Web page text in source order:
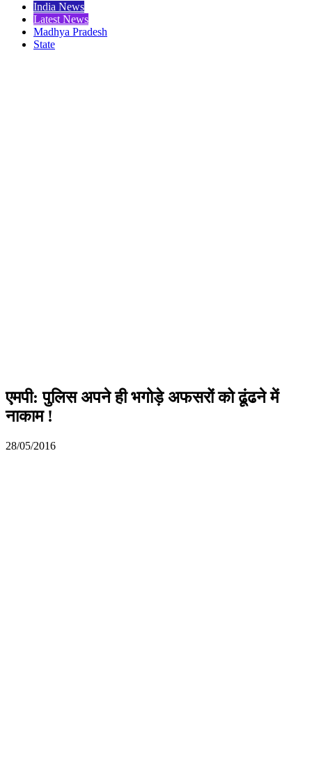
India News
Latest News
Madhya Pradesh
State
एमपी: पुलिस अपने ही भगोड़े अफसरों को ढूंढने में
नाकाम !
28/05/2016